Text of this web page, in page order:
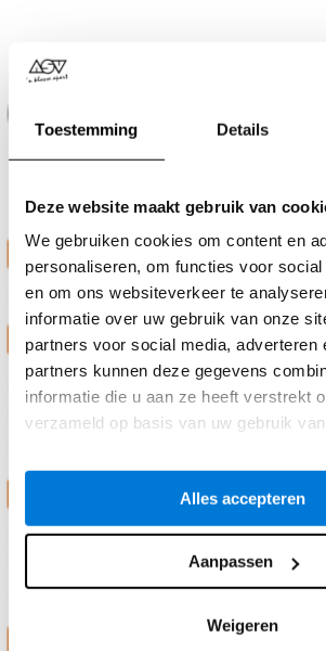
Toestemming Details
Deze website maakt gebruik van
We gebruiken cookies om content en
personaliseren, om functies voor
en om ons websiteverkeer te
informatie over uw gebruik van onze
partners voor social media, adverteren
partners kunnen deze gegevens
informatie die u aan ze heeft verstrekt
verzameld op basis van uw gebruik
Alles accepteren
Aanpassen
Weigeren
Achteruitrijcamera